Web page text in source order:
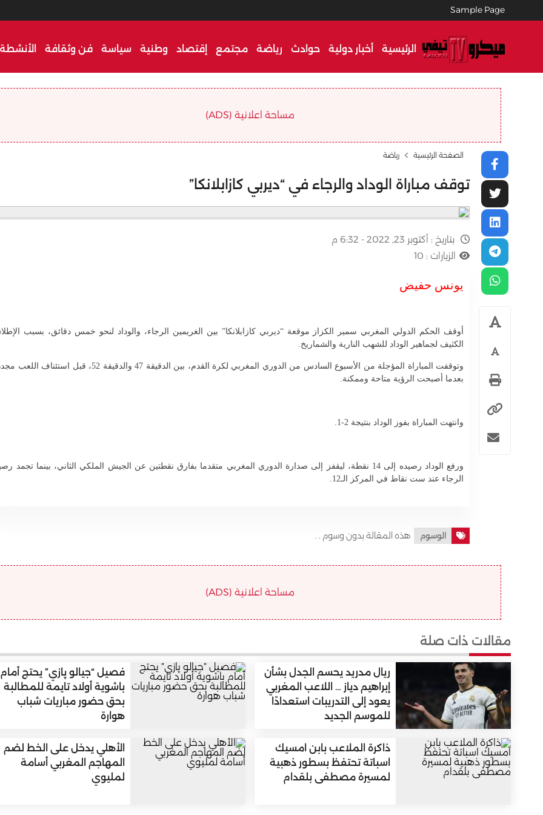
Sample Page
الرئيسية أخبار دولية حوادث رياضة مجتمع إقتصاد وطنية سياسة فن وثقافة
مساحة اعلانية (ADS)
الصفحة الرئيسية رياضة
توقف مباراة الوداد والرجاء في “ديربي كازابلانكا”
بتاريخ : أكتوبر 23, 2022 - 6:32 م
الزيارات : 10
يونس حفيض
أوقف الحكم الدولي المغربي سمير الكزاز موقعة “ديربي كازابلانكا” بين الغريمين الرجاء، والوداد لنحو خمس دقائق، بسبب
الكثيف لجماهير الوداد للشهب النارية والشماريخ.
وتوقفت المباراة المؤجلة من الأسبوع السادس من الدوري المغربي لكرة القدم، بين الدقيقة 47 والدقيقة 52، قبل استئناف
بعدما أصبحت الرؤية متاحة وممكنة.
وانتهت المباراة بفوز الوداد بنتيجة 2-1.
ورفع الوداد رصيده إلى 14 نقطة، ليقفز إلى صدارة الدوري المغربي متقدما بفارق نقطتين عن الجيش الملكي الثاني، بينما تجمد
الرجاء عند ست نقاط في المركز الـ12.
الوسوم هذه المقالة بدون وسوم . .
مساحة اعلانية (ADS)
مقالات ذات صلة
ريال مدريد يحسم الجدل بشأن
إبراهيم دياز … اللاعب المغربي
يعود إلى التدريبات استعدادًا
للموسم الجديد
فصيل “جيالو پازي” يحتج أمام
باشوية أولاد تايمة للمطالبة
بحق حضور مباريات شباب
هوارة
ذاكرة الملاعب بابن امسيك
اسباتة تحتفظ بسطور ذهبية
لمسيرة مصطفى بلقدام
الأهلي يدخل على الخط لضم
المهاجم المغربي أسامة
لمليوي